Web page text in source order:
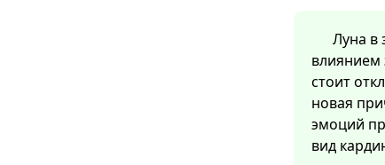
Луна в
влиянием
стоит
новая
эмоций
вид